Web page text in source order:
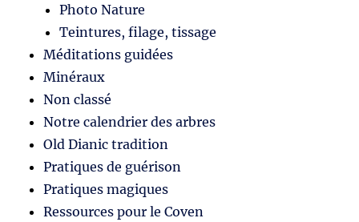
Photo Nature
Teintures, filage, tissage
Méditations guidées
Minéraux
Non classé
Notre calendrier des arbres
Old Dianic tradition
Pratiques de guérison
Pratiques magiques
Ressources pour le Coven